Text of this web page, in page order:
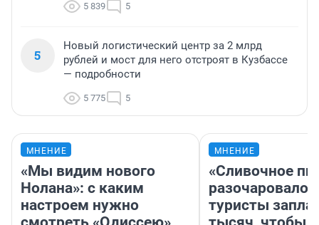
5 839 5
5
Новый логистический центр за 2 млрд
рублей и мост для него отстроят в Кузбассе
— подробности
5 775 5
МНЕНИЕ
«Мы видим нового
Нолана»: с каким
настроем нужно
МНЕНИЕ
«Сливочное
разочаровало»:
туристы